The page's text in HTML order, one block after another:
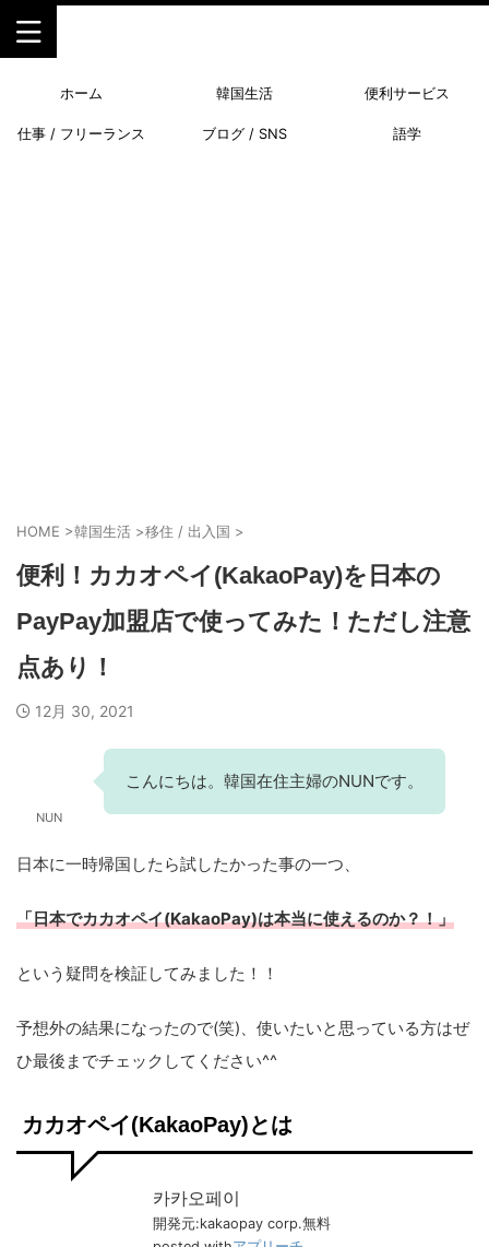
ホーム 韓国生活 便利サービス
仕事 / フリーランス ブログ / SNS 語学
HOME >韓国生活 >移住 / 出入国 >
便利！カカオペイ(KakaoPay)を日本の
PayPay加盟店で使ってみた！ただし注意
点あり！
12月 30, 2021
NUN
こんにちは。韓国在住主婦のNUNです。
日本に一時帰国したら試したかった事の一つ、
「日本でカカオペイ(KakaoPay)は本当に使えるのか？！」
という疑問を検証してみました！！
予想外の結果になったので(笑)、使いたいと思っている方はぜ
ひ最後までチェックしてください^^
カカオペイ(KakaoPay)とは
카카오페이
開発元:kakaopay corp.無料